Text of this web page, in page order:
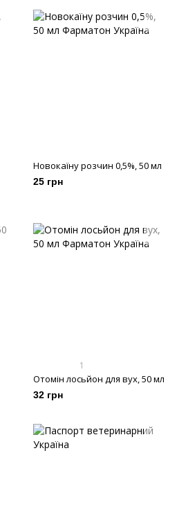
Новокаїну розчин 0,5%, 50 мл
25 грн
1
Отомін лосьйон для вух, 50 мл
32 грн